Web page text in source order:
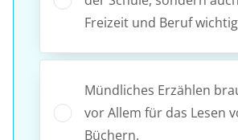
Freizeit und Beruf
Mündliches Erzählen
vor Allem für das Lesen
Büchern.